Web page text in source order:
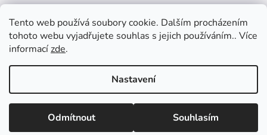
Tento web používá soubory cookie. Dalším procházením
tohoto webu vyjadřujete souhlas s jejich používáním.. Více
informacízde.
Nastavení
Odmítnout Souhlasím
Vážení zákazníci,
od 27. července do 9. srpna bude náš
velkoobchod zavřený z důvodu dovolené.
Poslední balíčky pošleme v pátek 24.7. a
potom až od 10. srpna.Vytvořil Shoptet
Copyright 2026
. Všechna práva vyhrazena.